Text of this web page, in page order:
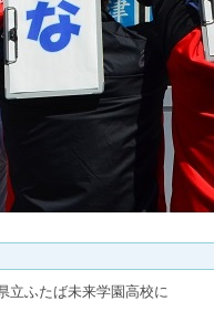
立ふたば未来学園高校に